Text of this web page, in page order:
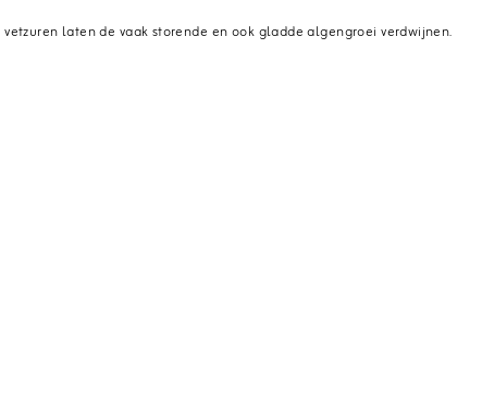
laten de vaak storende en ook gladde algengroei verdwijnen.